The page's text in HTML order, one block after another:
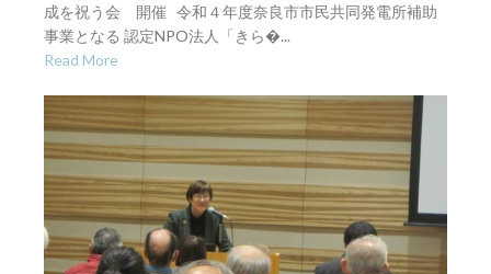
成を祝う会 開催 令和４年度奈良市市民共同発電所補助
事業となる 認定NPO法人「きら�...
Read More